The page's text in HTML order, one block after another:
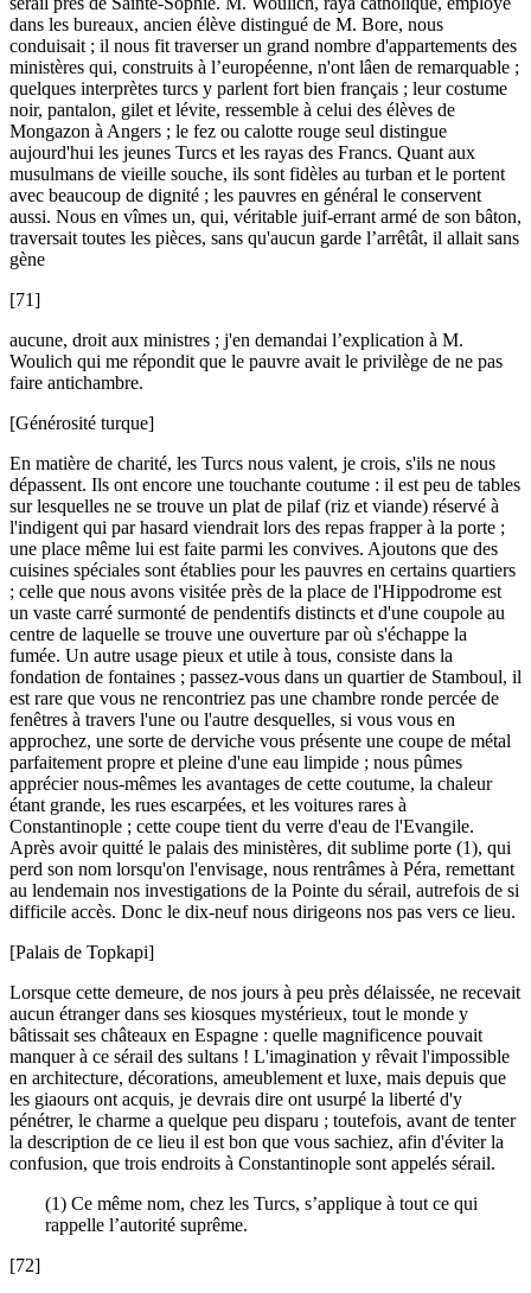
dans les bureaux, ancien élève distingué de M. Bore, nous
conduisait ; il nous fit traverser un grand nombre d'appartements des
ministères qui, construits à l’européenne, n'ont lâen de remarquable ;
quelques interprètes turcs y parlent fort bien français ; leur costume
noir, pantalon, gilet et lévite, ressemble à celui des élèves de
Mongazon à Angers ; le fez ou calotte rouge seul distingue
aujourd'hui les jeunes Turcs et les rayas des Francs. Quant aux
musulmans de vieille souche, ils sont fidèles au turban et le portent
avec beaucoup de dignité ; les pauvres en général le conservent
aussi. Nous en vîmes un, qui, véritable juif-errant armé de son bâton,
traversait toutes les pièces, sans qu'aucun garde l’arrêtât, il allait sans
gène
[71]
aucune, droit aux ministres ; j'en demandai l’explication à M.
Woulich qui me répondit que le pauvre avait le privilège de ne pas
faire antichambre.
[Générosité turque]
En matière de charité, les Turcs nous valent, je crois, s'ils ne nous
dépassent. Ils ont encore une touchante coutume : il est peu de tables
sur lesquelles ne se trouve un plat de pilaf (riz et viande) réservé à
l'indigent qui par hasard viendrait lors des repas frapper à la porte ;
une place même lui est faite parmi les convives. Ajoutons que des
cuisines spéciales sont établies pour les pauvres en certains quartiers
; celle que nous avons visitée près de la place de l'Hippodrome est
un vaste carré surmonté de pendentifs distincts et d'une coupole au
centre de laquelle se trouve une ouverture par où s'échappe la
fumée. Un autre usage pieux et utile à tous, consiste dans la
fondation de fontaines ; passez-vous dans un quartier de Stamboul, il
est rare que vous ne rencontriez pas une chambre ronde percée de
fenêtres à travers l'une ou l'autre desquelles, si vous vous en
approchez, une sorte de derviche vous présente une coupe de métal
parfaitement propre et pleine d'une eau limpide ; nous pûmes
apprécier nous-mêmes les avantages de cette coutume, la chaleur
étant grande, les rues escarpées, et les voitures rares à
Constantinople ; cette coupe tient du verre d'eau de l'Evangile.
Après avoir quitté le palais des ministères, dit sublime porte (1), qui
perd son nom lorsqu'on l'envisage, nous rentrâmes à Péra, remettant
au lendemain nos investigations de la Pointe du sérail, autrefois de si
difficile accès. Donc le dix-neuf nous dirigeons nos pas vers ce lieu.
[Palais de Topkapi]
Lorsque cette demeure, de nos jours à peu près délaissée, ne recevait
aucun étranger dans ses kiosques mystérieux, tout le monde y
bâtissait ses châteaux en Espagne : quelle magnificence pouvait
manquer à ce sérail des sultans ! L'imagination y rêvait l'impossible
en architecture, décorations, ameublement et luxe, mais depuis que
les giaours ont acquis, je devrais dire ont usurpé la liberté d'y
pénétrer, le charme a quelque peu disparu ; toutefois, avant de tenter
la description de ce lieu il est bon que vous sachiez, afin d'éviter la
confusion, que trois endroits à Constantinople sont appelés sérail.
(1) Ce même nom, chez les Turcs, s’applique à tout ce qui
rappelle l’autorité suprême.
[72]